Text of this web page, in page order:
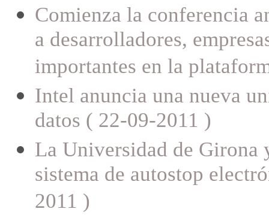
Comienza la conferencia
a desarrolladores,
importantes en la
Intel anuncia una nueva
datos ( 22-09-2011 )
La Universidad de Girona
sistema de autostop
2011 )